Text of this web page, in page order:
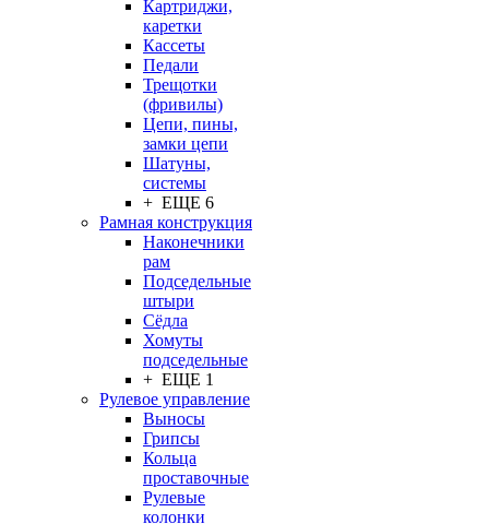
Картриджи,
каретки
Кассеты
Педали
Трещотки
(фривилы)
Цепи, пины,
замки цепи
Шатуны,
системы
+ ЕЩЕ 6
Рамная конструкция
Наконечники
рам
Подседельные
штыри
Сёдла
Хомуты
подседельные
+ ЕЩЕ 1
Рулевое управление
Выносы
Грипсы
Кольца
проставочные
Рулевые
колонки